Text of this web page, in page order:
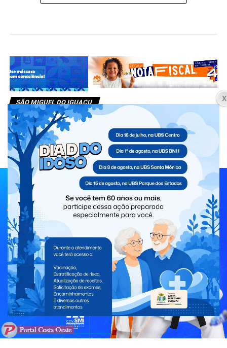
SÃO MIGUEL DO IGUAÇU
Governo Municipal realiza
Estratégia de Multivacinação para
crianças e adolescentes